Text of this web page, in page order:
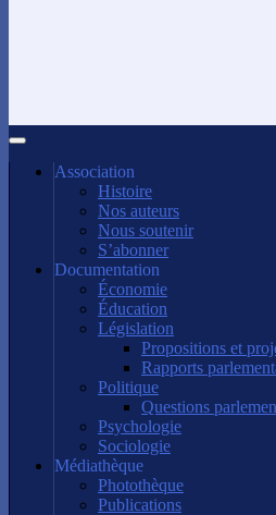
Association
Histoire
Nos auteurs
Nous soutenir
S’abonner
Documentation
Économie
Éducation
Législation
Propositions et
Rapports
Politique
Questions
Psychologie
Sociologie
Médiathèque
Photothèque
Publications